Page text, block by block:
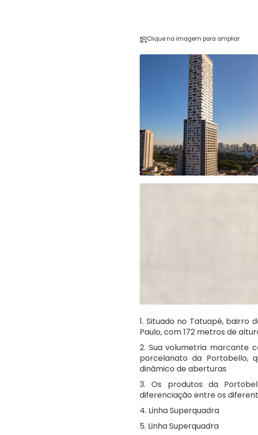
Clique na imagem para ampliar
1. Situado no Tatuapé, bairro
Paulo, com 172 metros de
2. Sua volumetria marcante
porcelanato da Portobello,
dinâmico de aberturas
3. Os produtos da
diferenciação entre os
4. Linha Superquadra
5. Linha Superquadra